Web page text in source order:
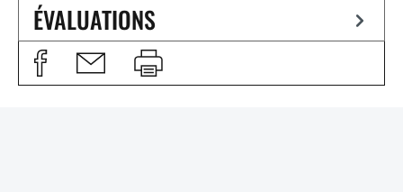
ÉVALUATIONS